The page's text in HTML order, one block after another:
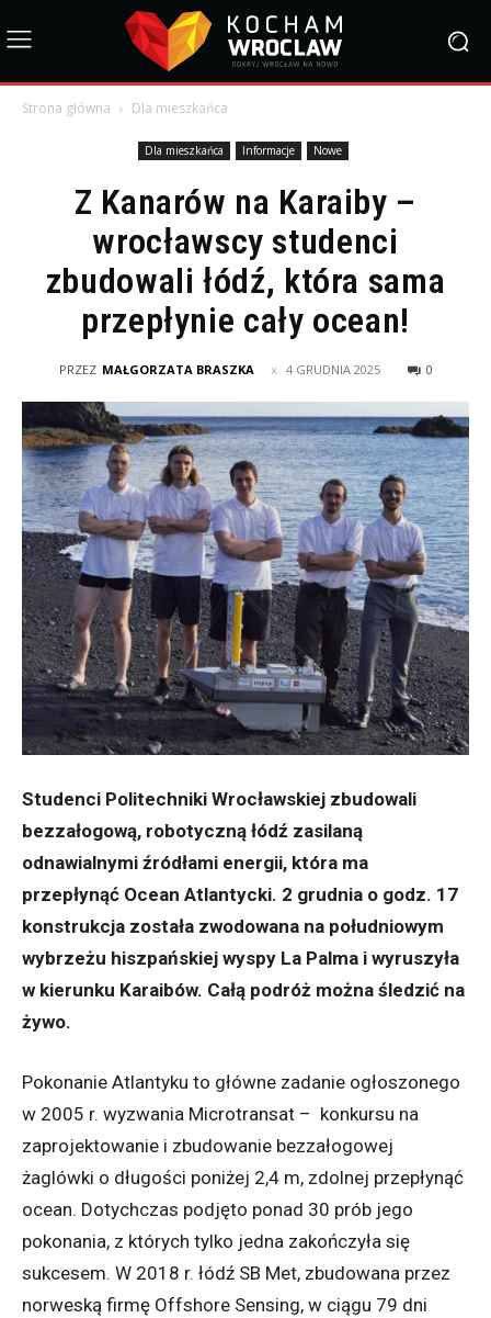
Strona główna Dla mieszkańca
Dla mieszkańca Informacje Nowe
Z Kanarów na Karaiby –
wrocławscy studenci
zbudowali łódź, która sama
przepłynie cały ocean!
PRZEZ MAŁGORZATA BRASZKA 4 GRUDNIA 2025 0
Studenci Politechniki Wrocławskiej zbudowali
bezzałogową, robotyczną łódź zasilaną
odnawialnymi źródłami energii, która ma
przepłynąć Ocean Atlantycki. 2 grudnia o godz. 17
konstrukcja została zwodowana na południowym
wybrzeżu hiszpańskiej wyspy La Palma i wyruszyła
w kierunku Karaibów. Całą podróż można śledzić na
żywo.
Pokonanie Atlantyku to główne zadanie ogłoszonego
w 2005 r. wyzwania Microtransat – konkursu na
zaprojektowanie i zbudowanie bezzałogowej
żaglówki o długości poniżej 2,4 m, zdolnej przepłynąć
ocean. Dotychczas podjęto ponad 30 prób jego
pokonania, z których tylko jedna zakończyła się
sukcesem. W 2018 r. łódź SB Met, zbudowana przez
norweską firmę Offshore Sensing, w ciągu 79 dni